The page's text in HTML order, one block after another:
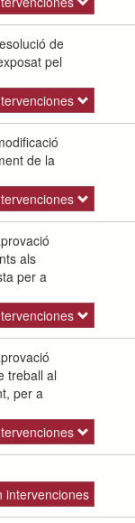
de
pel
de la
als
per a
treball al
per a
intervenciones